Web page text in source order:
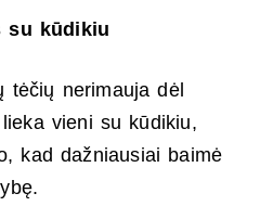
su kūdikiu
tėčių nerimauja dėl
vieni su kūdikiu,
kad dažniausiai baimė